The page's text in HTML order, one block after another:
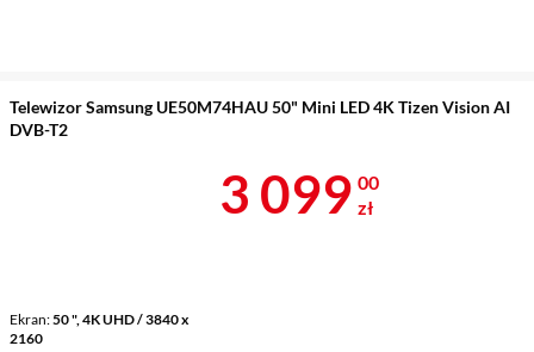
Telewizor Samsung UE50M74HAU 50" Mini LED 4K Tizen Vision AI
DVB-T2
Ekran 50 ", 4K UHD / 3840 x
2160
Cena 3 099 zł
3 099 00
zł